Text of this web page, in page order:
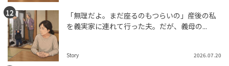
「無理だよ。まだ座るのもつらいの」産後の私
を義実家に連れて行った夫。だが、義母の...
Story 2026.07.20